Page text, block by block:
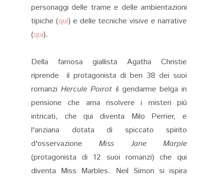
personaggi delle trame e delle ambientazioni
tipiche (qui) e delle tecniche visive e narrative
(qui).
Della famosa giallista Agatha Christie
riprende il protagonista di ben 38 dei suoi
romanziHercule Poirot il gendarme belga in
pensione che ama risolvere i misteri più
intricati, che qui diventa Milo Perrier, e
l'anziana dotata di spiccato spirito
d'osservazione Miss Jane Marple
(protagonista di 12 suoi romanzi) che qui
diventa Miss Marbles. Neil Simon si ispira